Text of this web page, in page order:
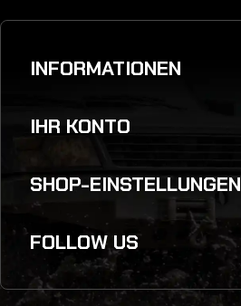
INFORMATIONEN
IHR KONTO
SHOP-EINSTELLUNGEN
FOLLOW US